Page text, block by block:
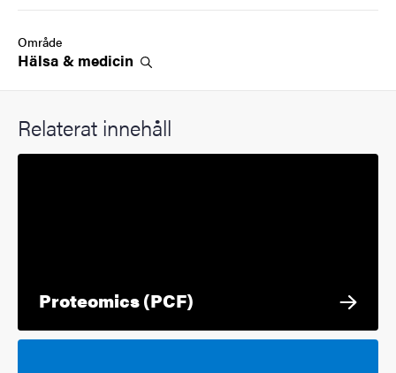
Område
Hälsa & medicin
Relaterat innehåll
Proteomics (PCF)